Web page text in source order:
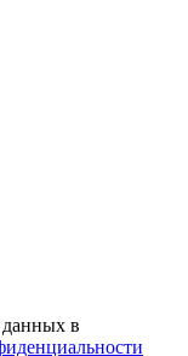
данных в